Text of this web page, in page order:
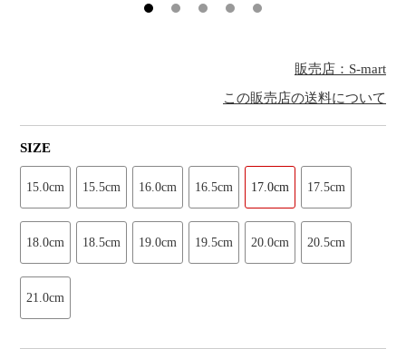
販売店：S-mart
この販売店の送料について
SIZE
15.0cm 15.5cm 16.0cm 16.5cm 17.0cm 17.5cm
18.0cm 18.5cm 19.0cm 19.5cm 20.0cm 20.5cm
21.0cm